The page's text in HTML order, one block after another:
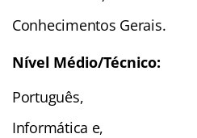
Conhecimentos Gerais.
Nível Médio/Técnico:
Português,
Informática e,